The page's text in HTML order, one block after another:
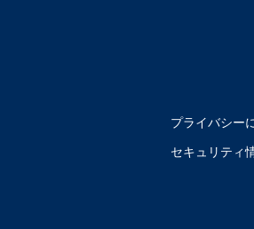
プライバシー
セキュリティ